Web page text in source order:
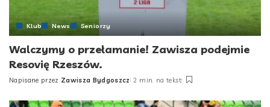
Klub News Seniorzy
Walczymy o przełamanie! Zawisza podejmie
Resovię Rzeszów.
Posted
Napisane przez Zawisza Bydgoszcz 2 min. na tekst